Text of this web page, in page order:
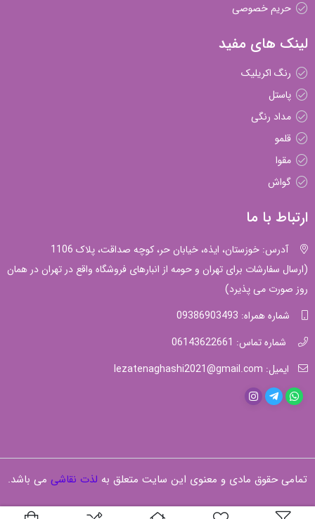
حریم خصوصی
لینک های مفید
رنگ اکریلیک
پاستل
مداد رنگی
قلمو
مقوا
گواش
ارتباط با ما
آدرس: خوزستان، ایذه، خیابان حر، کوچه صداقت، پلاک 1106
(ارسال سفارشات برای تهران و حومه از انبارهای فروشگاه واقع در تهران در همان
روز صورت می پذیرد)
شماره همراه: 09386903493
شماره تماس: 06143622661
ایمیل: lezatenaghashi2021@gmail.com
تمامی حقوق مادی و معنوی این سایت متعلق به لذت نقاشی می باشد.